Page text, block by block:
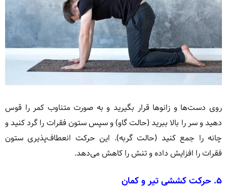
روی دست‌ها و زانوها قرار بگیرید و به صورت متناوب کمر را قوس
دهید و سر را بالا ببرید (حالت گاو) و سپس ستون فقرات را گرد کنید و
چانه را جمع کنید (حالت گربه). این حرکت انعطاف‌پذیری ستون
فقرات را افزایش داده و تنش را کاهش می‌دهد.
۵. حرکت کششی تیر و کمان